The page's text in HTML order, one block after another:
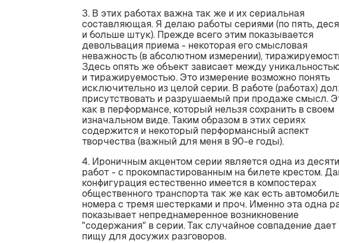
3. В этих работах важна так же и их сериальная
составляющая. Я делаю работы сериями (по пять,
и больше штук). Прежде всего этим показывается
девольвация приема - некоторая его смысловая
неважность (в абсолютном измерении),
Здесь опять же объект зависает между
и тиражируемостью. Это измерение возможно понять
исключительно из целой серии. В работе (работах)
присутствовать и разрушаемый при продаже смысл.
как в перформансе, который нельзя сохранить в своем
изначальном виде. Таким образом в этих сериях
содержится и некоторый перформансный аспект
творчества (важный для меня в 90-е годы).
4. Ироничным акцентом серии является одна из десяти
работ - с прокомпастированным на билете крестом.
конфигурация естественно имеется в компостерах
общественного транспорта так же как есть
номера с тремя шестерками и проч. Именно эта одна
показывает непреднамеренное возникновение
"содержания" в серии. Так случайное совпадение дает
пищу для досужих разговоров.